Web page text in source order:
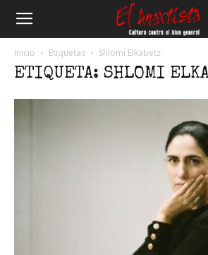
Inicio Etiquetas Shlomi Elkabetz
ETIQUETA: SHLOMI